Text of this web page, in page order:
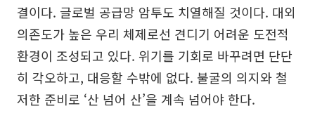
결이다. 글로벌 공급망 암투도 치열해질 것이다. 대외
의존도가 높은 우리 체제로선 견디기 어려운 도전적
환경이 조성되고 있다. 위기를 기회로 바꾸려면 단단
히 각오하고, 대응할 수밖에 없다. 불굴의 의지와 철
저한 준비로 ‘산 넘어 산’을 계속 넘어야 한다.